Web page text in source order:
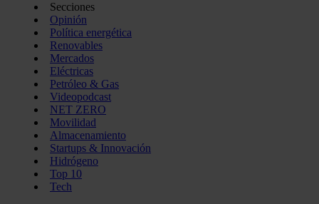
Secciones
Opinión
Política energética
Renovables
Mercados
Eléctricas
Petróleo & Gas
Videopodcast
NET ZERO
Movilidad
Almacenamiento
Startups & Innovación
Hidrógeno
Top 10
Tech